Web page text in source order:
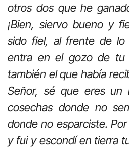
otros dos que he
¡Bien, siervo bueno y
sido fiel, al frente de lo
entra en el gozo de tu
también el que había
Señor, sé que eres un
cosechas donde no
donde no esparciste.
y fui y escondí en tierra